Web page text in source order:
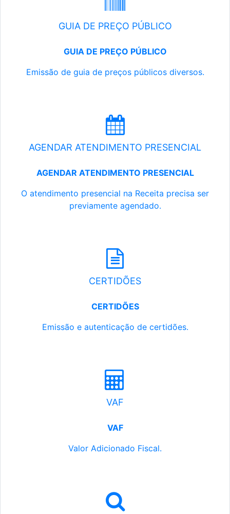
GUIA DE PREÇO PÚBLICO
GUIA DE PREÇO PÚBLICO
Emissão de guia de preços públicos diversos.
AGENDAR ATENDIMENTO PRESENCIAL
AGENDAR ATENDIMENTO PRESENCIAL
O atendimento presencial na Receita precisa ser
previamente agendado.
CERTIDÕES
CERTIDÕES
Emissão e autenticação de certidões.
VAF
VAF
Valor Adicionado Fiscal.